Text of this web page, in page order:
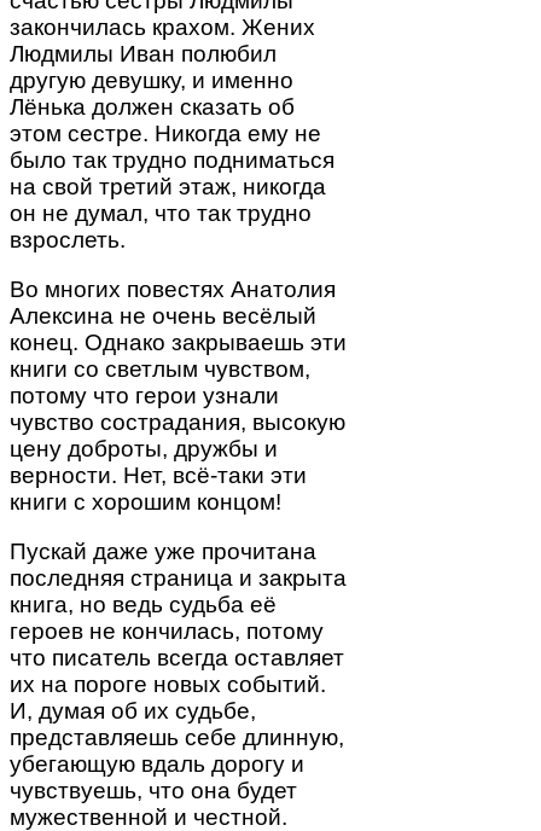
закончилась крахом. Жених
Людмилы Иван полюбил
другую девушку, и именно
Лёнька должен сказать об
этом сестре. Никогда ему не
было так трудно подниматься
на свой третий этаж, никогда
он не думал, что так трудно
взрослеть.
Во многих повестях Анатолия
Алексина не очень весёлый
конец. Однако закрываешь эти
книги со светлым чувством,
потому что герои узнали
чувство сострадания, высокую
цену доброты, дружбы и
верности. Нет, всё-таки эти
книги с хорошим концом!
Пускай даже уже прочитана
последняя страница и закрыта
книга, но ведь судьба её
героев не кончилась, потому
что писатель всегда оставляет
их на пороге новых событий.
И, думая об их судьбе,
представляешь себе длинную,
убегающую вдаль дорогу и
чувствуешь, что она будет
мужественной и честной.